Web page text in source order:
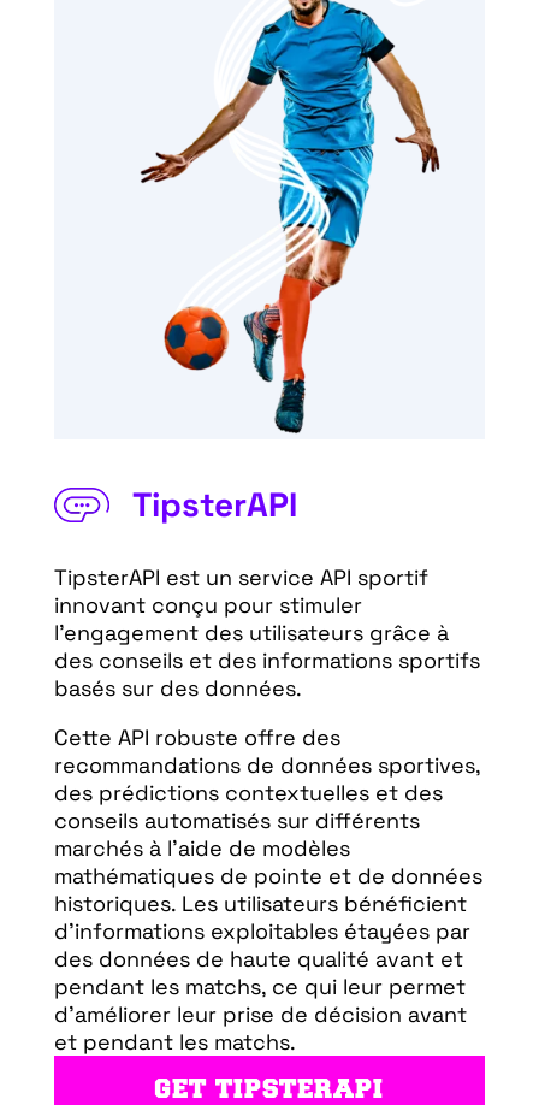
TipsterAPI
TipsterAPI est un service API sportif
innovant conçu pour stimuler
l'engagement des utilisateurs grâce à
des conseils et des informations sportifs
basés sur des données.
Cette API robuste offre des
recommandations de données sportives,
des prédictions contextuelles et des
conseils automatisés sur différents
marchés à l'aide de modèles
mathématiques de pointe et de données
historiques. Les utilisateurs bénéficient
d'informations exploitables étayées par
des données de haute qualité avant et
pendant les matchs, ce qui leur permet
d'améliorer leur prise de décision avant
et pendant les matchs.
GET TIPSTERAPI